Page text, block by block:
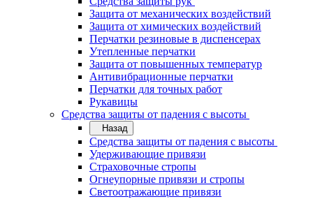
Защита от механических воздействий
Защита от химических воздействий
Перчатки резиновые в диспенсерах
Утепленные перчатки
Защита от повышенных температур
Антивибрационные перчатки
Перчатки для точных работ
Рукавицы
Средства защиты от падения с высоты
Назад
Средства защиты от падения с высоты
Удерживающие привязи
Страховочные стропы
Огнеупорные привязи и стропы
Светоотражающие привязи